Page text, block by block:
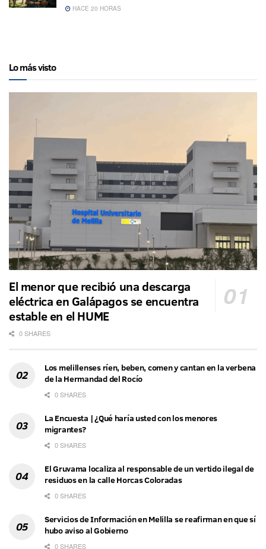
HACE 20 HORAS
Lo más visto
El menor que recibió una descarga
eléctrica en Galápagos se encuentra
estable en el HUME
0 SHARES
Los melillenses ríen, beben, comen y cantan en la verbena
de la Hermandad del Rocío
0 SHARES
La Encuesta | ¿Qué haría usted con los menores
migrantes?
0 SHARES
El Gruvama localiza al responsable de un vertido ilegal de
residuos en la calle Horcas Coloradas
0 SHARES
Servicios de Información en Melilla se reafirman en que sí
hubo aviso al Gobierno
0 SHARES